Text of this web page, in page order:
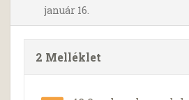
január 16.
2 Melléklet